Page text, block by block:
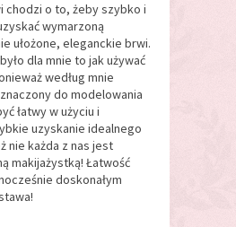
chodzi o to, żeby szybko i
wymarzoną
ułożone, eleganckie brwi.
dla mnie to jak używać
według mnie
do modelowania
łatwy w użyciu i
uzyskanie idealnego
nie każda z nas jest
makijażystką! Łatwość
doskonałym